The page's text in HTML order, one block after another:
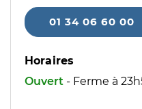
01 34 06 60 00
Horaires
Ouvert - Ferme à